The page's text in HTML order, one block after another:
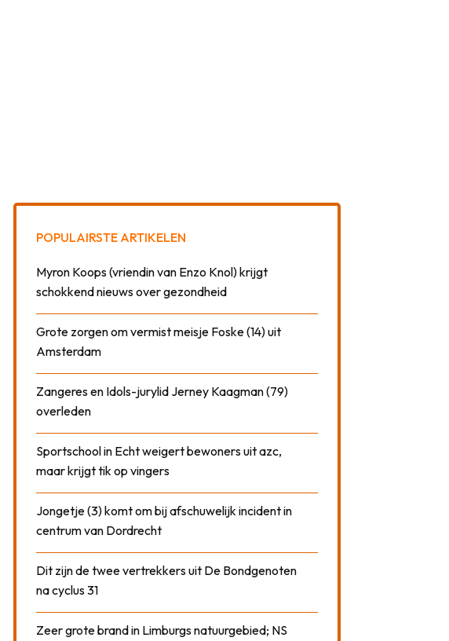
POPULAIRSTE ARTIKELEN
Myron Koops (vriendin van Enzo Knol) krijgt
schokkend nieuws over gezondheid
Grote zorgen om vermist meisje Foske (14) uit
Amsterdam
Zangeres en Idols-jurylid Jerney Kaagman (79)
overleden
Sportschool in Echt weigert bewoners uit azc,
maar krijgt tik op vingers
Jongetje (3) komt om bij afschuwelijk incident in
centrum van Dordrecht
Dit zijn de twee vertrekkers uit De Bondgenoten
na cyclus 31
Zeer grote brand in Limburgs natuurgebied; NS